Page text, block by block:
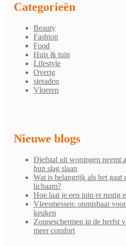
Categorieën
Beauty
Fashion
Food
Huis & tuin
Lifestyle
Overig
sieraden
Vloeren
Nieuwe blogs
Diefstal uit woningen neemt
hun slag slaan
Wat is belangrijk als het gaat
lichaam?
Hoe laat je een tuin er rustig
Vleesmessen: onmisbaar
keuken
Zonneschermen in de herfst
meer comfort